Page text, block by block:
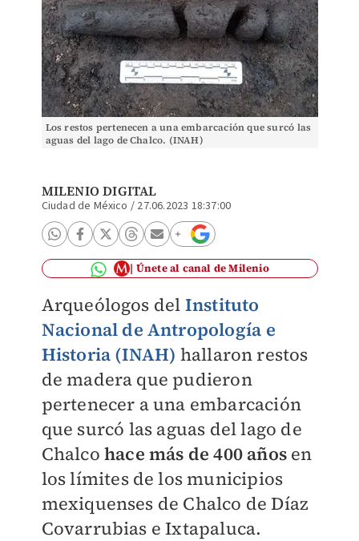
Los restos pertenecen a una embarcación que surcó las
aguas del lago de Chalco. (INAH)
MILENIO DIGITAL
Ciudad de México / 27.06.2023 18:37:00
Únete al canal de Milenio
Arqueólogos del Instituto
Nacional de Antropología e
Historia (INAH) hallaron restos
de madera que pudieron
pertenecer a una embarcación
que surcó las aguas del lago de
Chalco hace más de 400 añosen
los límites de los municipios
mexiquenses de Chalco de Díaz
Covarrubias e Ixtapaluca.